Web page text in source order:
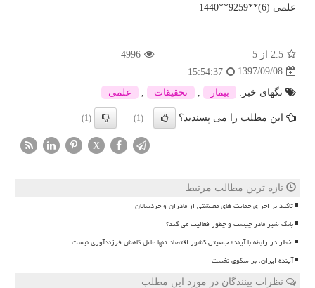
علمی (6)**9259**1440
2.5 از 5
4996
1397/09/08
15:54:37
تگهای خبر:
بیمار تحقیقات علمی
این مطلب را می پسندید؟ (1)
(1)
X
تازه ترین مطالب مرتبط
تاکید بر اجرای حمایت های معیشتی از مادران و خردسالان
بانک شیر مادر چیست و چطور فعالیت می کند؟
اخطار در رابطه با آینده جمعیتی کشور اقتصاد تنها عامل کاهش فرزندآوری نیست
آینده ایران، بر سکوی نخست
نظرات بینندگان در مورد این مطلب